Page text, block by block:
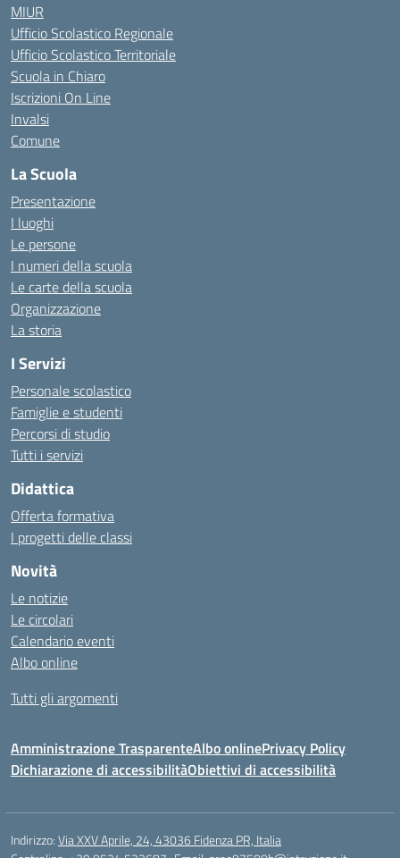
MIUR
Ufficio Scolastico Regionale
Ufficio Scolastico Territoriale
Scuola in Chiaro
Iscrizioni On Line
Invalsi
Comune
La Scuola
Presentazione
I luoghi
Le persone
I numeri della scuola
Le carte della scuola
Organizzazione
La storia
I Servizi
Personale scolastico
Famiglie e studenti
Percorsi di studio
Tutti i servizi
Didattica
Offerta formativa
I progetti delle classi
Novità
Le notizie
Le circolari
Calendario eventi
Albo online
Tutti gli argomenti
Amministrazione TrasparenteAlbo onlinePrivacy Policy
Dichiarazione di accessibilitàObiettivi di accessibilità
Indirizzo:Via XXV Aprile, 24, 43036 Fidenza PR, Italia